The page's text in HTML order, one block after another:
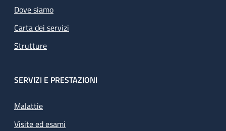
Dove siamo
Carta dei servizi
Strutture
SERVIZI E PRESTAZIONI
Malattie
Visite ed esami